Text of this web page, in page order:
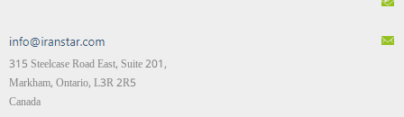
315 Steelcase Road East, Suite 201,
Markham, Ontario, L3R 2R5
Canada